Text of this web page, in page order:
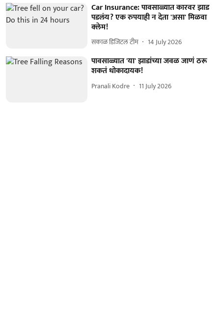
Car Insurance: पावसाळ्यात कारवर झाड
पडलंय? एक रुपयाही न देता 'असा' मिळवा
क्लेम!
सकाळ डिजिटल टीम 14 July 2026
पावसाळ्यात 'या' झाडांच्या जवळ जाणं ठरू
शकतं धोकादायक!
Pranali Kodre 11 July 2026